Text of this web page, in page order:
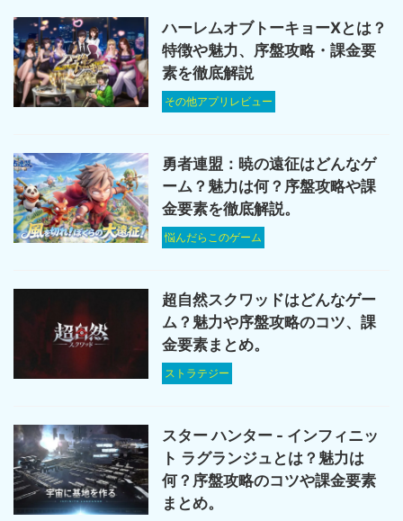
ハーレムオブトーキョーXとは？
特徴や魅力、序盤攻略・課金要
素を徹底解説
その他アプリレビュー
勇者連盟：暁の遠征はどんなゲ
ーム？魅力は何？序盤攻略や課
金要素を徹底解説。
悩んだらこのゲーム
超自然スクワッドはどんなゲー
ム？魅力や序盤攻略のコツ、課
金要素まとめ。
ストラテジー
スター ハンター - インフィニッ
ト ラグランジュとは？魅力は
何？序盤攻略のコツや課金要素
まとめ。